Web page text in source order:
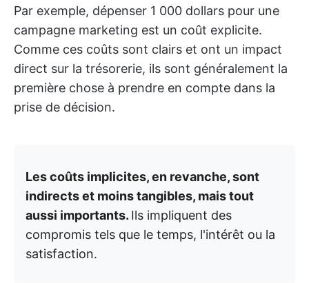
Par exemple, dépenser 1 000 dollars pour une
campagne marketing est un coût explicite.
Comme ces coûts sont clairs et ont un impact
direct sur la trésorerie, ils sont généralement la
première chose à prendre en compte dans la
prise de décision.
Les coûts implicites, en revanche, sont
indirects et moins tangibles, mais tout
aussi importants. Ils impliquent des
compromis tels que le temps, l'intérêt ou la
satisfaction.